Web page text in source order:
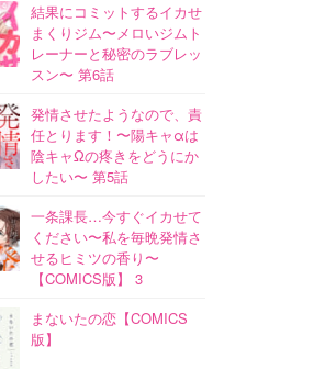
結果にコミットするイカせ
まくりジム〜メロいジムト
レーナーと秘密のラブレッ
スン〜 第6話
発情させたようなので、責
任とります！〜陽キャαは
陰キャΩの疼きをどうにか
したい〜 第5話
一条課長…今すぐイカせて
ください〜私を毎晩発情さ
せるヒミツの香り〜
【COMICS版】 3
まないたの恋【COMICS
版】